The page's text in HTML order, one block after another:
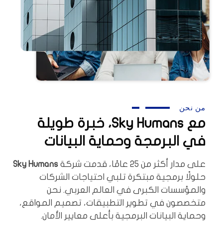
من نحن
مع Sky Humans، خبرة طويلة
في البرمجة وحماية البيانات
على مدار أكثر من 25 عامًا، قدمت شركة
Sky Humans
حلولًا برمجية مبتكرة تلبي احتياجات الشركات
والمؤسسات الكبرى في العالم العربي. نحن
متخصصون في تطوير التطبيقات، تصميم المواقع،
وحماية البيانات البرمجية بأعلى معايير الأمان.